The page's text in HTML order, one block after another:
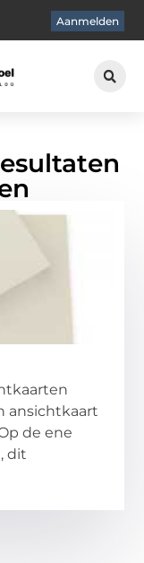
Aanmelden
ansichtkaart
de ene
dit